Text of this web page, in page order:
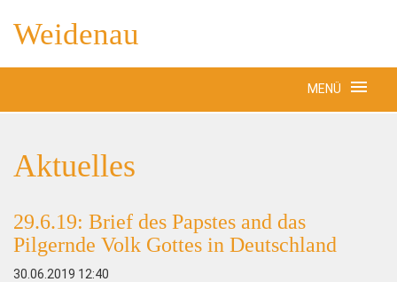
Weidenau
MENÜ
Aktuelles
29.6.19: Brief des Papstes and das
Pilgernde Volk Gottes in Deutschland
30.06.2019 12:40